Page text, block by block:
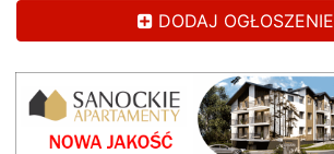
DODAJ OGŁOSZENIE